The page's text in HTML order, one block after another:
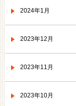
2024年1月
2023年12月
2023年11月
2023年10月